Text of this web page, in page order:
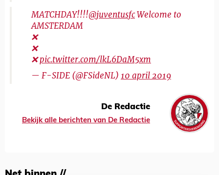
MATCHDAY!!!!@juventusfcWelcome to
AMSTERDAM
❌
❌
❌pic.twitter.com/lkL6DaM5xm
— F-SIDE (@FSideNL) 10 april 2019
De Redactie
Bekijk alle berichten van De Redactie